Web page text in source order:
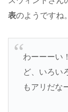
表のようですね。
わーーーい
ど、いろい
もアリだな